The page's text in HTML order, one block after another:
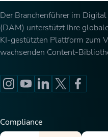
Der Branchenführer im
(DAM) unterstützt Ihre
KI-gestützten Plattform zum
wachsenden Content-
Compliance